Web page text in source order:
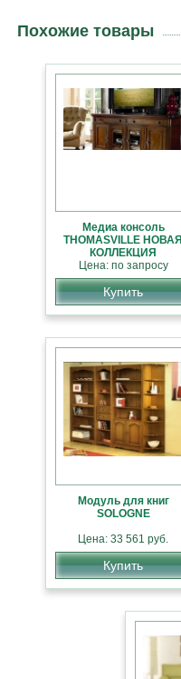
Похожие товары
Медиа консоль
THOMASVILLE НОВАЯ
КОЛЛЕКЦИЯ
АМЕРИКАНСКОЙ
МЕБЕЛИ
Цена: по запросу
Купить
Модуль для книг
SOLOGNE
Цена: 33 561 руб.
Купить